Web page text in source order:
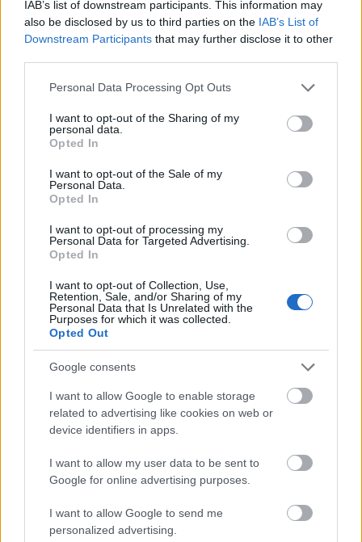
IAB’s list of downstream participants. This information may
also be disclosed by us to third parties on the IAB’s List of
Downstream Participants that may further disclose it to other
Please note that this website/app uses one or more Google
not limited to your visit or usage behaviour. You may click to
grant or deny consent to Google and its third-party tags to
use your data for below specified purposes in below Google
consent section.
Personal Data Processing Opt Outs
I want to opt-out of the Sharing of my
personal data.
Opted In
I want to opt-out of the Sale of my
Personal Data.
Opted In
I want to opt-out of processing my
Personal Data for Targeted Advertising.
Opted In
I want to opt-out of Collection, Use,
Retention, Sale, and/or Sharing of my
Personal Data that Is Unrelated with the
Purposes for which it was collected.
Opted Out
Google consents
I want to allow Google to enable storage
related to advertising like cookies on web or
device identifiers in apps.
I want to allow my user data to be sent to
Google for online advertising purposes.
I want to allow Google to send me
personalized advertising.
Villa Romana Baláca érdemelte ki.
felkészültséget, kreativitást, a közönséggel
való kapcsolatteremtő képességet
jutalmazzák. A díjat 2010-ben alapította a
Pulszky Társaság - Magyar Múzeumi
Egyesület, és először 2011-ben osztotta ki. A
pályázatra az idén kilenc intézmény nyújtott
be anyagot.
a Magyar Bencés Kongregáció Pannonhalmi
FőapátságVan egy kert - Útikalauz monostori
kertekhezcímű időszaki kiállítása részesült, az
egyedi kultúrtörténeti témát
enciklopédikusan, interaktív, a látogatót
meditációra is késztető módon bemutató
kiállítás megvalósításáért. A bíráló bizottság
elismerő oklevelét érdemelte ki a szegedi
Móra Ferenc Múzeum
Aranyecset - Munkácsy
Szegeden
című időszaki kiállítása, a Petőfi
IrodalmiMúzeum Mi mennyi? - Örkény István
százévescímű időszaki kiállítása és a
Forrás: MTI